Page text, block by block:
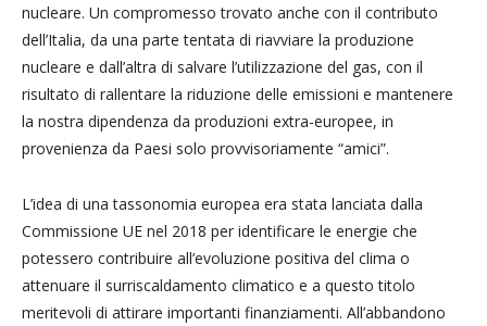
nucleare. Un compromesso trovato anche con il contributo
dell’Italia, da una parte tentata di riavviare la produzione
nucleare e dall’altra di salvare l’utilizzazione del gas, con il
risultato di rallentare la riduzione delle emissioni e mantenere
la nostra dipendenza da produzioni extra-europee, in
provenienza da Paesi solo provvisoriamente “amici”.
L’idea di una tassonomia europea era stata lanciata dalla
Commissione UE nel 2018 per identificare le energie che
potessero contribuire all’evoluzione positiva del clima o
attenuare il surriscaldamento climatico e a questo titolo
meritevoli di attirare importanti finanziamenti. All’abbandono